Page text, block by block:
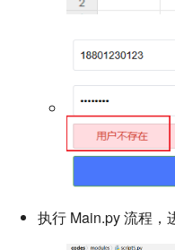
执行 Main.py 流程，